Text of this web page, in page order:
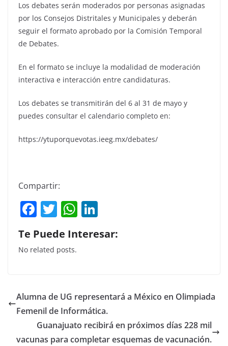
Los debates serán moderados por personas asignadas
por los Consejos Distritales y Municipales y deberán
seguir el formato aprobado por la Comisión Temporal
de Debates.
En el formato se incluye la modalidad de moderación
interactiva e interacción entre candidaturas.
Los debates se transmitirán del 6 al 31 de mayo y
puedes consultar el calendario completo en:
https://ytuporquevotas.ieeg.mx/debates/
Compartir:
F
a
c
e
o
o
k
T
w
itt
er
W
h
at
p
p
k
n
Te Puede Interesar:
No related posts.
Alumna de UG representará a México en Olimpiada
Femenil de Informática.
Guanajuato recibirá en próximos días 228 mil
vacunas para completar esquemas de vacunación.